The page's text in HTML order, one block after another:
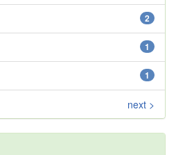
2
1
1
next >